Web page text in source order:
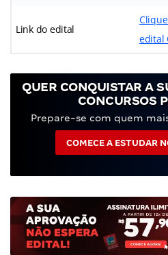
Link do edital
edital
QUER CONQUISTAR A
CONCURSOS
Prepare-se com quem
COMECE A ESTUDAR